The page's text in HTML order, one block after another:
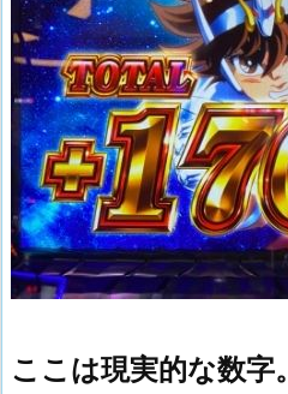
ここは現実的な数字。